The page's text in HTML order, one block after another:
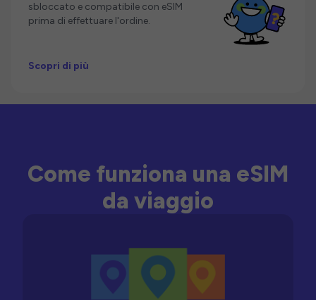
sbloccato e compatibile con eSIM
prima di effettuare l'ordine.
Scopri di più
Come funziona una eSIM
da viaggio